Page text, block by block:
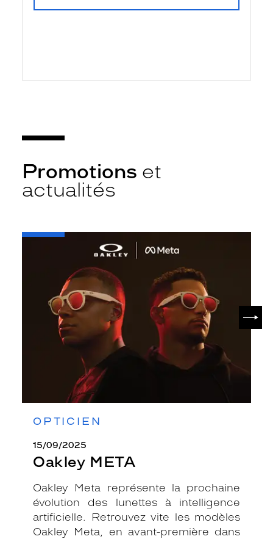
Promotions et
actualités
OPTICIEN
15/09/2025
Oakley META
Oakley Meta représente la prochaine
évolution des lunettes à intelligence
artificielle. Retrouvez vite les modèles
Oakley Meta, en avant-première dans
-